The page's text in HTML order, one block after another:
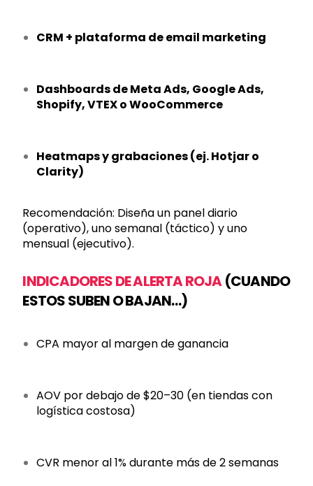
CRM + plataforma de email marketing
Dashboards de Meta Ads, Google Ads,
Shopify, VTEX o WooCommerce
Heatmaps y grabaciones (ej. Hotjar o
Clarity)
Recomendación: Diseña un panel diario
(operativo), uno semanal (táctico) y uno
mensual (ejecutivo).
INDICADORES DE ALERTA ROJA(CUANDO
ESTOS SUBEN O BAJAN…)
CPA mayor al margen de ganancia
AOV por debajo de $20–30 (en tiendas con
logística costosa)
CVR menor al 1% durante más de 2 semanas